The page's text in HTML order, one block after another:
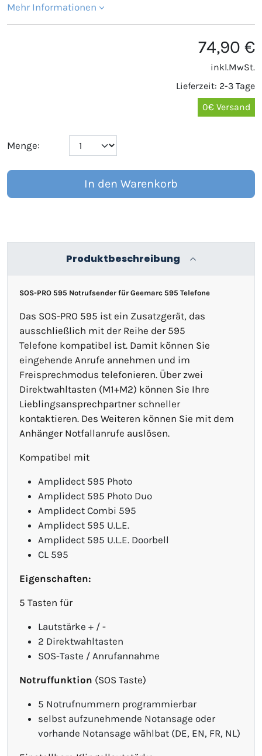
Mehr Informationen
74,90 €
inkl.MwSt.
Lieferzeit: 2-3 Tage
0€ Versand
Menge:
In den Warenkorb
Produktbeschreibung
SOS-PRO 595 Notrufsender für Geemarc 595 Telefone
Das SOS-PRO 595 ist ein Zusatzgerät, das
ausschließlich mit der Reihe der 595
Telefone kompatibel ist. Damit können Sie
eingehende Anrufe annehmen und im
Freisprechmodus telefonieren. Über zwei
Direktwahltasten (M1+M2) können Sie Ihre
Lieblingsansprechpartner schneller
kontaktieren. Des Weiteren können Sie mit dem
Anhänger Notfallanrufe auslösen.
Kompatibel mit
Amplidect 595 Photo
Amplidect 595 Photo Duo
Amplidect Combi 595
Amplidect 595 U.L.E.
Amplidect 595 U.L.E. Doorbell
CL 595
Eigenschaften:
5 Tasten für
Lautstärke + / -
2 Direktwahltasten
SOS-Taste / Anrufannahme
Notruffunktion (SOS Taste)
5 Notrufnummern programmierbar
selbst aufzunehmende Notansage oder
vorhande Notansage wählbat (DE, EN, FR, NL)